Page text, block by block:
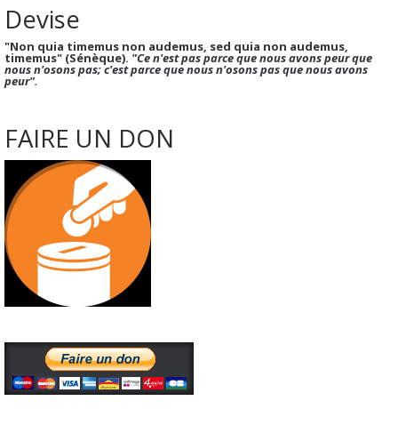
Devise
"Non quia timemus non audemus, sed quia non audemus,
timemus" (Sénèque). "Ce n'est pas parce que nous avons peur que
nous n'osons pas; c'est parce que nous n'osons pas que nous avons
peur".
FAIRE UN DON